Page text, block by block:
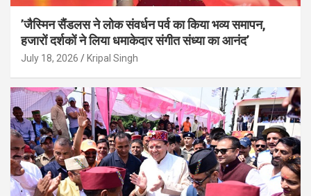
’जैस्मिन सैंडलस ने लोक संवर्धन पर्व का किया भव्य समापन,
हजारों दर्शकों ने लिया धमाकेदार संगीत संध्या का आनंद’
July 18, 2026 Kripal Singh